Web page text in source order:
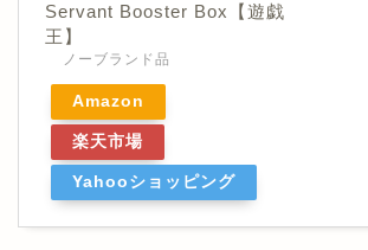
Servant Booster Box【遊戯
王】
ノーブランド品
Amazon
楽天市場
Yahooショッピング